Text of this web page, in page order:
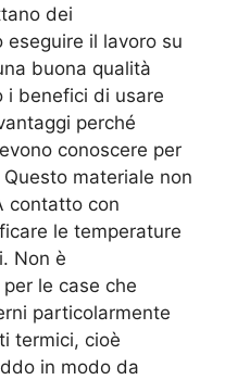
dei
eseguire il lavoro su
buona qualità
i benefici di usare
perché
conoscere per
materiale non
contatto con
le temperature
Non è
le case che
particolarmente
termici, cioè
in modo da